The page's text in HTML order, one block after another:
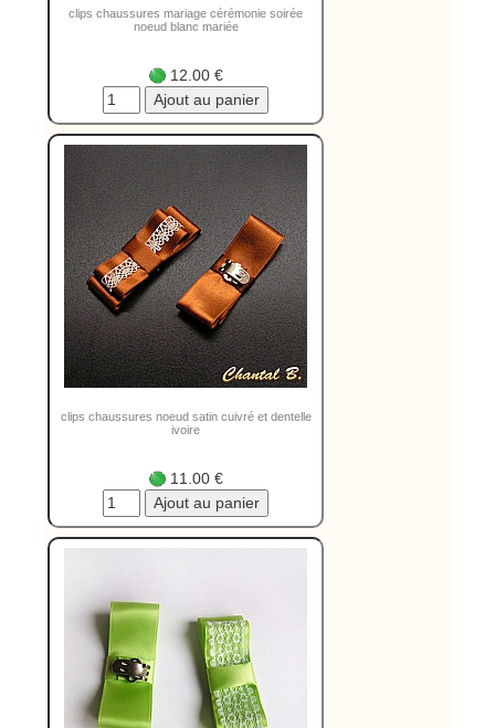
clips chaussures mariage cérémonie soirée
noeud blanc mariée
12.00 €
clips chaussures noeud satin cuivré et dentelle
ivoire
11.00 €